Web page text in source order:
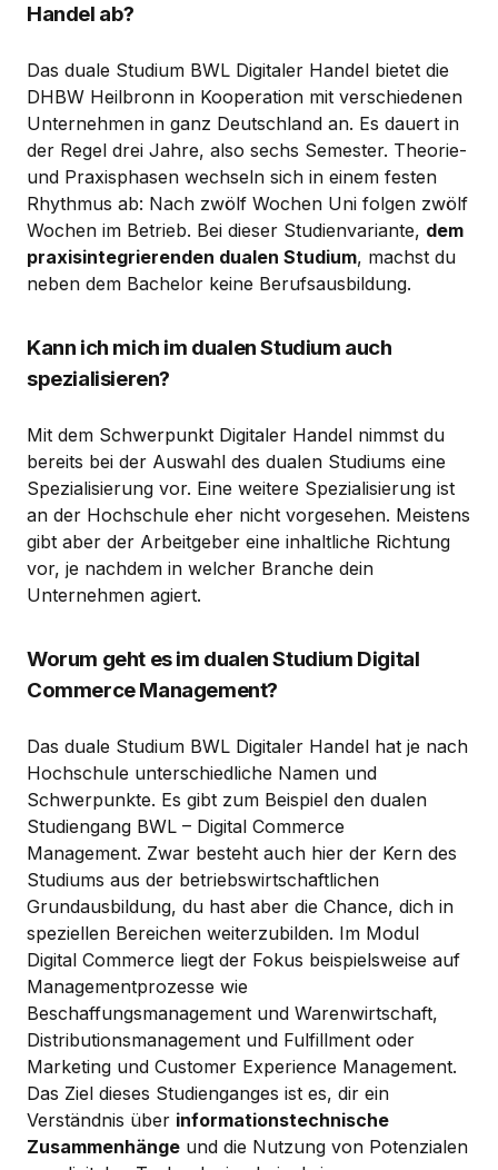
Handel ab?
Das duale Studium BWL Digitaler Handel bietet die
DHBW Heilbronn in Kooperation mit verschiedenen
Unternehmen in ganz Deutschland an. Es dauert in
der Regel drei Jahre, also sechs Semester. Theorie-
und Praxisphasen wechseln sich in einem festen
Rhythmus ab: Nach zwölf Wochen Uni folgen zwölf
Wochen im Betrieb. Bei dieser Studienvariante, dem
praxisintegrierenden dualen Studium, machst du
neben dem Bachelor keine Berufsausbildung.
Kann ich mich im dualen Studium auch
spezialisieren?
Mit dem Schwerpunkt Digitaler Handel nimmst du
bereits bei der Auswahl des dualen Studiums eine
Spezialisierung vor. Eine weitere Spezialisierung ist
an der Hochschule eher nicht vorgesehen. Meistens
gibt aber der Arbeitgeber eine inhaltliche Richtung
vor, je nachdem in welcher Branche dein
Unternehmen agiert.
Worum geht es im dualen Studium Digital
Commerce Management?
Das duale Studium BWL Digitaler Handel hat je nach
Hochschule unterschiedliche Namen und
Schwerpunkte. Es gibt zum Beispiel den dualen
Studiengang BWL – Digital Commerce
Management. Zwar besteht auch hier der Kern des
Studiums aus der betriebswirtschaftlichen
Grundausbildung, du hast aber die Chance, dich in
speziellen Bereichen weiterzubilden. Im Modul
Digital Commerce liegt der Fokus beispielsweise auf
Managementprozesse wie
Beschaffungsmanagement und Warenwirtschaft,
Distributionsmanagement und Fulfillment oder
Marketing und Customer Experience Management.
Das Ziel dieses Studienganges ist es, dir ein
Verständnis über informationstechnische
Zusammenhänge und die Nutzung von Potenzialen